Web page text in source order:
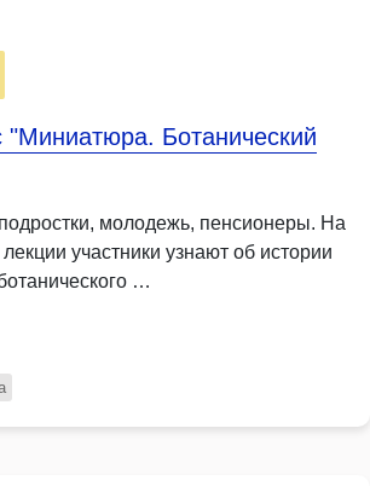
"Миниатюра. Ботанический
молодежь, пенсионеры. На
участники узнают об истории
…